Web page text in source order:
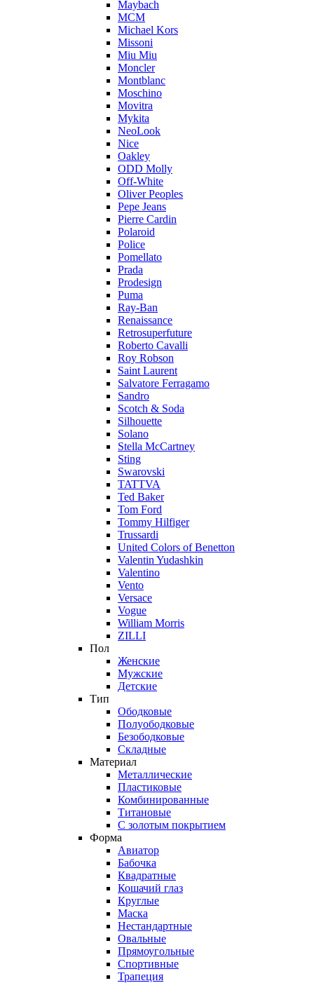
Maybach
MCM
Michael Kors
Missoni
Miu Miu
Moncler
Montblanc
Moschino
Movitra
Mykita
NeoLook
Nice
Oakley
ODD Molly
Off-White
Oliver Peoples
Pepe Jeans
Pierre Cardin
Polaroid
Police
Pomellato
Prada
Prodesign
Puma
Ray-Ban
Renaissance
Retrosuperfuture
Roberto Cavalli
Roy Robson
Saint Laurent
Salvatore Ferragamo
Sandro
Scotch & Soda
Silhouette
Solano
Stella McCartney
Sting
Swarovski
TATTVA
Ted Baker
Tom Ford
Tommy Hilfiger
Trussardi
United Colors of Benetton
Valentin Yudashkin
Valentino
Vento
Versace
Vogue
William Morris
ZILLI
Пол
Женские
Мужские
Детские
Тип
Ободковые
Полуободковые
Безободковые
Складные
Материал
Металлические
Пластиковые
Комбинированные
Титановые
С золотым покрытием
Форма
Авиатор
Бабочка
Квадратные
Кошачий глаз
Круглые
Маска
Нестандартные
Овальные
Прямоугольные
Спортивные
Трапеция